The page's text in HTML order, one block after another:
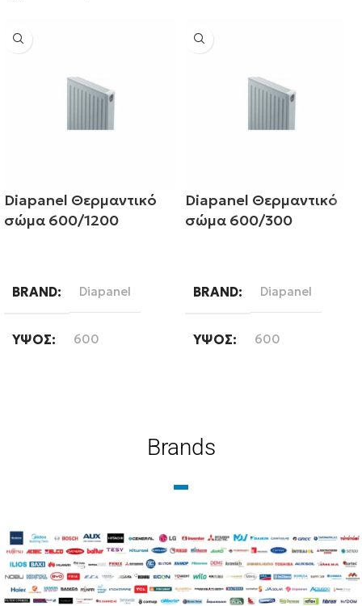
Diapanel Θερμαντικό
σώμα 600/1200
BRAND Diapanel
ΎΨΟΣ 600
Δίστηλο ,Μονόστηλο ,
Τρίστηλο
Diapanel Θερμαντικό
σώμα 600/300
BRAND Diapanel
ΎΨΟΣ 600
ΤΎΠΟΣ ΒΡΌΓΧΟΥ
Δίστηλο ,Μονόστηλο ,
Τρίστηλο
Brands